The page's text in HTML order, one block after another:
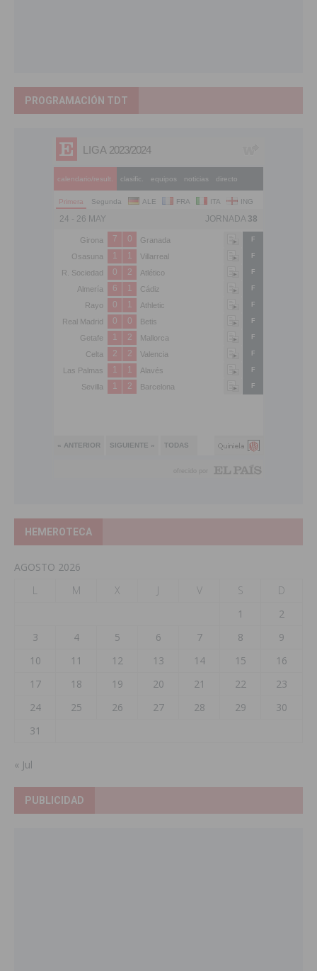
PROGRAMACIÓN TDT
HEMEROTECA
AGOSTO 2026
L
M X J V S
D
1
2
3
4 5 6 7 8
9
10
11 12 13 14 15
16
17
18 19 20 21 22
23
24
25 26 27 28 29
30
31
« Jul
PUBLICIDAD